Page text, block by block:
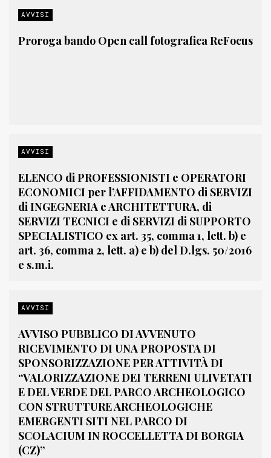
AVVISI
Proroga bando Open call fotografica ReFocus
AVVISI
ELENCO di PROFESSIONISTI e OPERATORI
ECONOMICI per l’AFFIDAMENTO di SERVIZI
di INGEGNERIA e ARCHITETTURA, di
SERVIZI TECNICI e di SERVIZI di SUPPORTO
SPECIALISTICO ex art. 35, comma 1, lett. b) e
art. 36, comma 2, lett. a) e b) del D.lgs. 50/2016
e s.m.i.
AVVISI
AVVISO PUBBLICO DI AVVENUTO
RICEVIMENTO DI UNA PROPOSTA DI
SPONSORIZZAZIONE PER ATTIVITÀ DI
“VALORIZZAZIONE DEI TERRENI ULIVETATI
E DEL VERDE DEL PARCO ARCHEOLOGICO
CON STRUTTURE ARCHEOLOGICHE
EMERGENTI SITI NEL PARCO DI
SCOLACIUM IN ROCCELLETTA DI BORGIA
(CZ)”